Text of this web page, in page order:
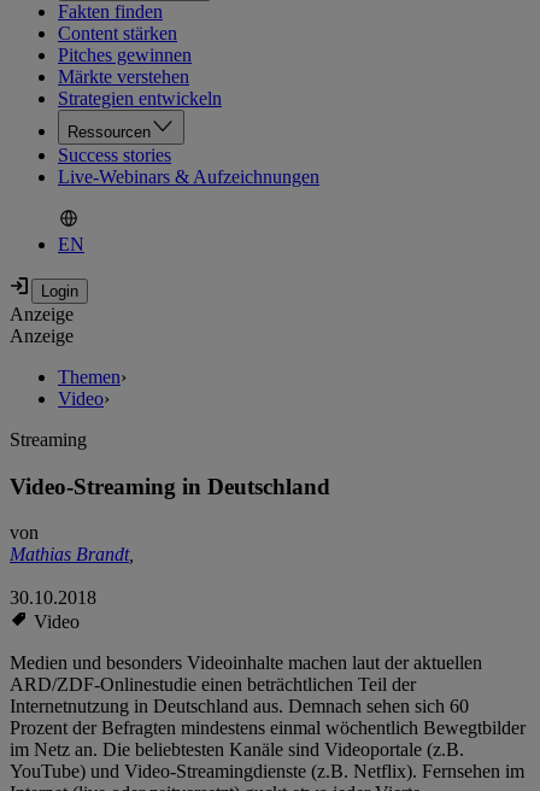
Fakten finden
Content stärken
Pitches gewinnen
Märkte verstehen
Strategien entwickeln
Ressourcen
Success stories
Live-Webinars & Aufzeichnungen
EN
Anzeige
Anzeige
Themen›
Video›
Streaming
Video-Streaming in Deutschland
von
Mathias Brandt,
30.10.2018
Video
Medien und besonders Videoinhalte machen laut der aktuellen
ARD/ZDF-Onlinestudie einen beträchtlichen Teil der
Internetnutzung in Deutschland aus. Demnach sehen sich 60
Prozent der Befragten mindestens einmal wöchentlich Bewegtbilder
im Netz an. Die beliebtesten Kanäle sind Videoportale (z.B.
YouTube) und Video-Streamingdienste (z.B. Netflix). Fernsehen im